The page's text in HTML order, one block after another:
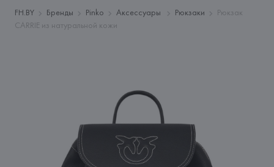
FH.BY Бренды Pinko Аксессуары Рюкзаки
Рюкзак
CARRIE из натуральной кожи